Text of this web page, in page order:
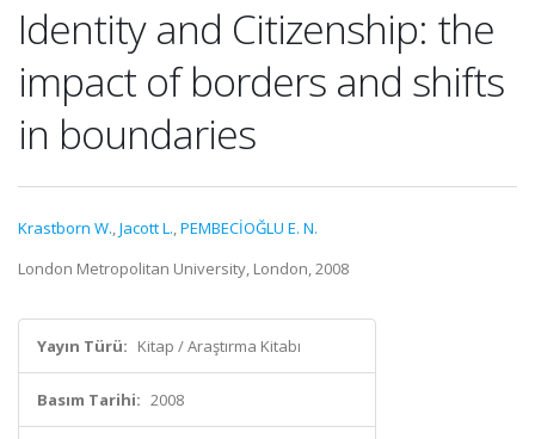
Identity and Citizenship: the
impact of borders and shifts
in boundaries
Krastborn W.,Jacott L.,PEMBECİOĞLU E. N.
London Metropolitan University, London, 2008
Yayın Türü: Kitap / Araştırma Kitabı
Basım Tarihi: 2008